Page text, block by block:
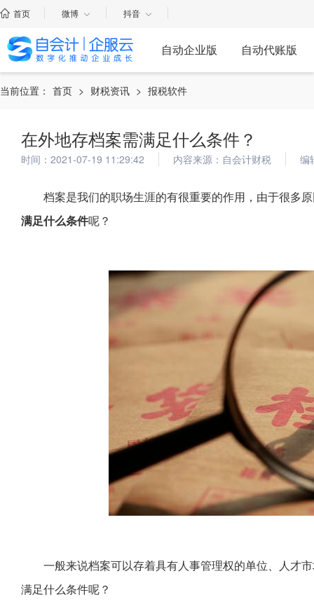
首页 微博 抖音
自动企业版 自动代账版
当前位置： 首页 > 财税资讯 > 报税软件
在外地存档案需满足什么条件？
时间：2021-07-19 11:29:42 内容来源：自会计财税 编
档案是我们的职场生涯的有很重要的作用，由于很多
满足什么条件呢？
一般来说档案可以存着具有人事管理权的单位、人才
满足什么条件呢？